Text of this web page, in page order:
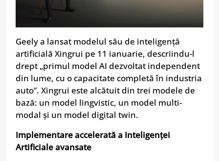
Geely a lansat modelul său de inteligență
artificială Xingrui pe 11 ianuarie, descriindu-l
drept „primul model AI dezvoltat independent
din lume, cu o capacitate completă în industria
auto”. Xingrui este alcătuit din trei modele de
bază: un model lingvistic, un model multi-
modal și un model digital twin.
Implementare accelerată a Inteligenței
Artificiale avansate